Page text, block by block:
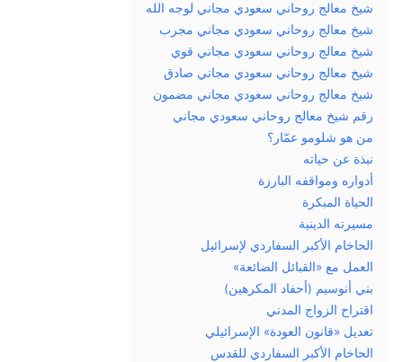
شيخ معالج روحاني سعودي مجاني لوجه الله
شيخ معالج روحاني سعودي مجاني مجرب
شيخ معالج روحاني سعودي مجاني قوي
شيخ معالج روحاني سعودي مجاني صادق
شيخ معالج روحاني سعودي مجاني مضمون
رقم شيخ معالج روحاني سعودي مجاني
من هو شلومو عمّار؟
نبذة عن حياته
أدواره ومواقفه البارزة
الحياة المبكرة
مسيرته الدينية
الحاخام الأكبر السفاردي لإسرائيل
العمل مع «القبائل الضائعة»
بني أنوسيم (أحفاد المكرهين)
اقتراح الزواج المدني
تعديل «قانون العودة» الإسرائيلي
الحاخام الأكبر السفاردي للقدس